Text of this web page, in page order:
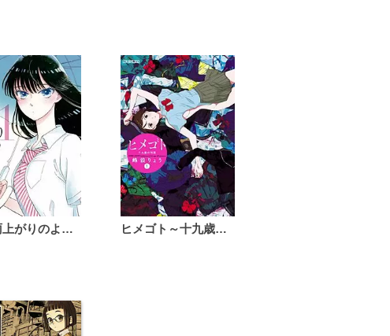
恋は雨上がりのように ヒメゴト～十九歳の制服～